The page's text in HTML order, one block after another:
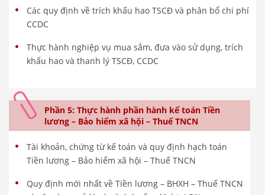
Các quy định về trích khấu hao TSCĐ và phân bổ chi phí
CCDC
Thực hành nghiệp vụ mua sắm, đưa vào sử dụng, trích
khấu hao và thanh lý TSCĐ, CCDC
Phần 5: Thực hành phần hành kế toán Tiền
lương – Bảo hiểm xã hội – Thuế TNCN
Tài khoản, chứng từ kế toán và quy định hạch toán
Tiền lương – Bảo hiểm xã hội – Thuế TNCN
Quy định mới nhất về Tiền lương – BHXH – Thuế TNCN